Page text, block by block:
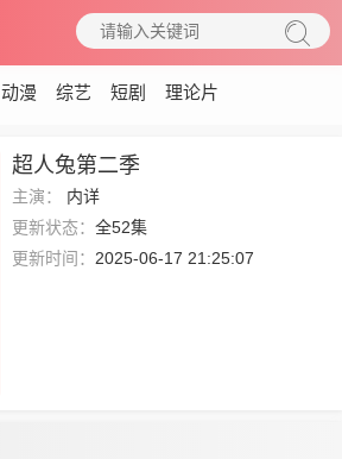
动漫 综艺 短剧 理论片
超人兔第二季
主演：
内详
更新状态： 全52集
更新时间： 2025-06-17 21:25:07